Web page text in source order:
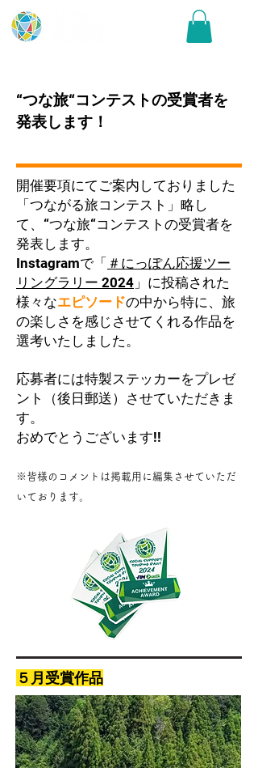
“つな旅“コンテストの受賞者を
発表します！
開催要項にてご案内しておりました
「つながる旅コンテスト」略し
て、“つな旅“コンテストの受賞者を
発表します。
Instagramで「 ＃にっぽん応援ツー
リングラリー 2024 」に投稿された
様々なエピソードの中から特に、旅
の楽しさを感じさせてくれる作品を
選考いたしました。
応募者には特製ステッカーをプレゼ
ント（後日郵送）させていただきま
す。
おめでとうございます!!
※皆様のコメントは掲載用に編集させていただ
いております。
５月受賞作品